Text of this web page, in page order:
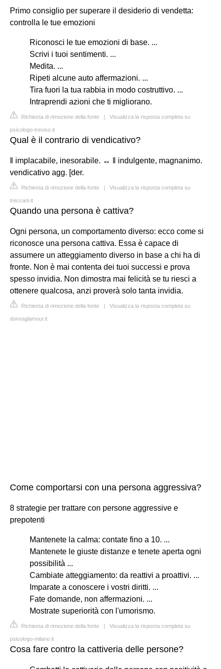
Primo consiglio per superare il desiderio di vendetta:
controlla le tue emozioni
Riconosci le tue emozioni di base. ...
Scrivi i tuoi sentimenti. ...
Medita. ...
Ripeti alcune auto affermazioni. ...
Tira fuori la tua rabbia in modo costruttivo. ...
Intraprendi azioni che ti migliorano.
Richiesta di rimozione della fonte | Visualizza la risposta completa su
psicologo-treviso.it
Qual è il contrario di vendicativo?
‖ implacabile, inesorabile. ↔ ‖ indulgente, magnanimo.
vendicativo agg. [der.
Richiesta di rimozione della fonte | Visualizza la risposta completa su
treccani.it
Quando una persona è cattiva?
Ogni persona, un comportamento diverso: ecco come si
riconosce una persona cattiva. Essa è capace di
assumere un atteggiamento diverso in base a chi ha di
fronte. Non è mai contenta dei tuoi successi e prova
spesso invidia. Non dimostra mai felicità se tu riesci a
ottenere qualcosa, anzi proverà solo tanta invidia.
Richiesta di rimozione della fonte | Visualizza la risposta completa su
donnaglamour.it
Come comportarsi con una persona aggressiva?
8 strategie per trattare con persone aggressive e
prepotenti
Mantenete la calma: contate fino a 10. ...
Mantenete le giuste distanze e tenete aperta ogni
possibilità ...
Cambiate atteggiamento: da reattivi a proattivi. ...
Imparate a conoscere i vostri diritti. ...
Fate domande, non affermazioni. ...
Mostrate superiorità con l'umorismo.
Richiesta di rimozione della fonte | Visualizza la risposta completa su
psicologo-milano.it
Cosa fare contro la cattiveria delle persone?